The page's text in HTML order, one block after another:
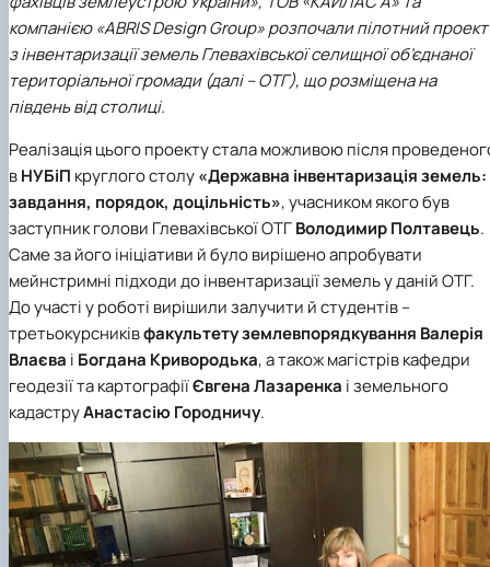
компанією «ABRIS Design Group» розпочали пілотний проект
з інвентаризації земель Глевахівської селищної об’єднаної
територіальної громади (далі – ОТГ), що розміщена на
південь від столиці.
Реалізація цього проекту стала можливою після
вНУБіП круглого столу«Державна інвентаризація земель:
завдання, порядок, доцільність», учасником якого був
заступник голови Глевахівської ОТГВолодимир Полтавець.
Саме за його ініціативи й було вирішено апробувати
мейнстримні підходи до інвентаризації земель у даній ОТГ.
До участі у роботі вирішили залучити й студентів –
третьокурсниківфакультету землевпорядкування Валерія
Влаєва і Богдана Кривородька, а також магістрів кафедри
геодезії та картографіїЄвгена Лазаренка і земельного
кадаструАнастасію Городничу.